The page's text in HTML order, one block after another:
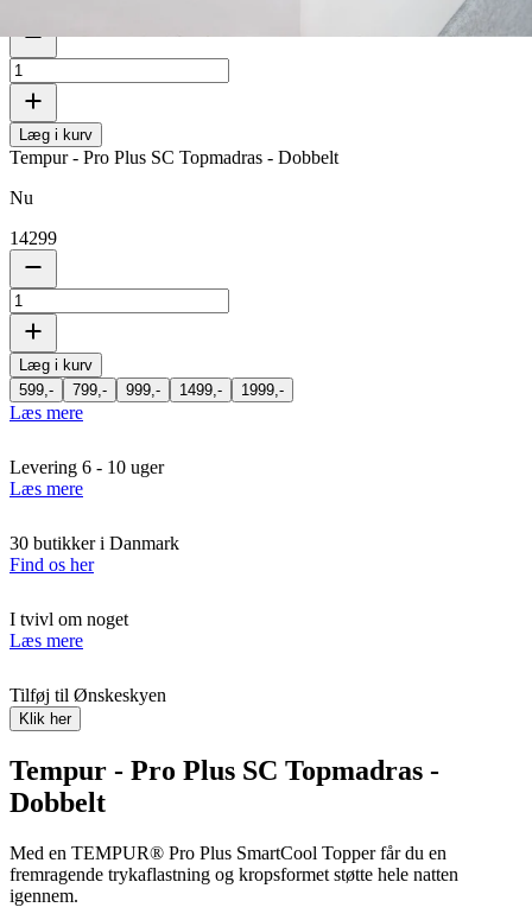
Læg i kurv
Tempur - Pro Plus SC Topmadras - Dobbelt
Nu
14299
Læg i kurv
599,-
799,- 999,- 1499,- 1999,-
Læs mere
Levering 6 - 10 uger
Læs mere
30 butikker i Danmark
Find os her
I tvivl om noget
Læs mere
Tilføj til Ønskeskyen
Klik her
Tempur - Pro Plus SC Topmadras -
Dobbelt
Med en TEMPUR® Pro Plus SmartCool Topper får du en
fremragende trykaflastning og kropsformet støtte hele natten
igennem.